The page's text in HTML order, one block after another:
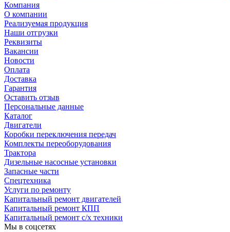
Компания
О компании
Реализуемая продукция
Наши отгрузки
Реквизиты
Вакансии
Новости
Оплата
Доставка
Гарантия
Оставить отзыв
Персональные данные
Каталог
Двигатели
Коробки переключения передач
Комплекты переоборудования
Трактора
Дизельные насосные установки
Запасные части
Спецтехника
Услуги по ремонту
Капитальный ремонт двигателей
Капитальный ремонт КПП
Капитальный ремонт с/х техники
Мы в соцсетях